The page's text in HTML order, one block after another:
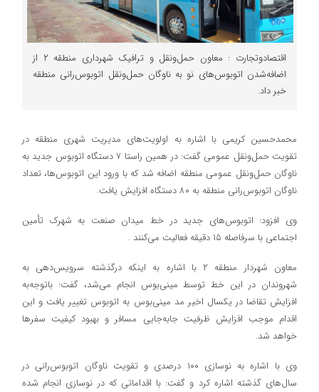
اقتصادوتجارت : معاون حمل‌ونقل و ترافیک شهرداری منطقه ۲ از
اضافه‌شدن اتوبوس‌های نو به ناوگان حمل‌ونقل اتوبوس‌رانی منطقه
خبر داد.
محمدحسین کریمی با اشاره به اولویت‌های مدیریت شهری منطقه در
تقویت حمل‌ونقل عمومی گفت: در همین راستا ۷ دستگاه اتوبوس جدید به
ناوگان حمل‌ونقل عمومی منطقه اضافه شد که با ورود این اتوبوس‌ها، تعداد
ناوگان اتوبوس‌رانی منطقه به ۸۰ دستگاه افزایش یافت.
وی افزود: اتوبوس‌های جدید در خط میدان صنعت به شهرک تأمین
اجتماعی با سرفاصله ۱۵ دقیقه فعالیت می‌کنند .
معاون شهردار منطقه ۲ با اشاره به اینکه درگذشته سرویس‌دهی به
شهروندان در این خط توسط مینی‌بوس انجام می‌شد، گفت: باتوجه‌به
افزایش تقاضا در یکسال اخیر مد مینی‌بوس به اتوبوس تغییر یافت و این
اقدام موجب افزایش ظرفیت جابه‌جایی مسافر و بهبود کیفیت سفرها
خواهد شد.
وی با اشاره به نوسازی ۱۰۰ درصدی و تقویت ناوگان اتوبوس‌رانی در
سال‌های گذشته اشاره کرد و گفت: با اقداماتی که در نوسازی انجام شده